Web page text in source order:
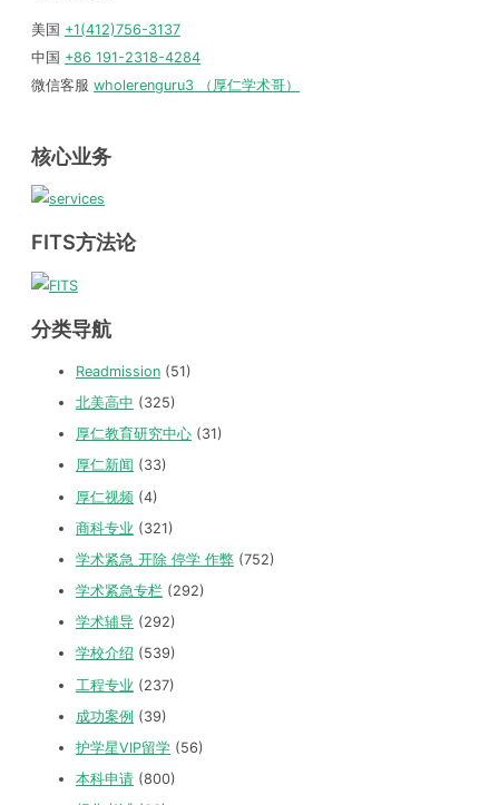
美国 +1(412)756-3137
中国 +86 191-2318-4284
微信客服 wholerenguru3 （厚仁学术哥）
核心业务
FITS方法论
分类导航
Readmission (51)
北美高中 (325)
厚仁教育研究中心 (31)
厚仁新闻 (33)
厚仁视频 (4)
商科专业 (321)
学术紧急 开除 停学 作弊 (752)
学术紧急专栏 (292)
学术辅导 (292)
学校介绍 (539)
工程专业 (237)
成功案例 (39)
护学星VIP留学 (56)
本科申请 (800)